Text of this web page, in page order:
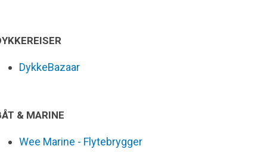
DykkeBazaar
& MARINE
Wee Marine - Flytebrygger